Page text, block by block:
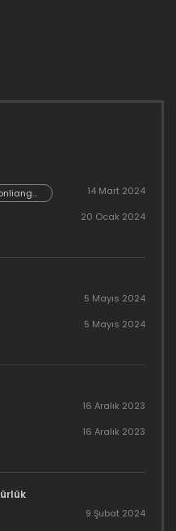
14 Mart 2024
20 Ocak 2024
5 Mayıs 2024
5 Mayıs 2024
16 Aralık 2023
16 Aralık 2023
9 Şubat 2024